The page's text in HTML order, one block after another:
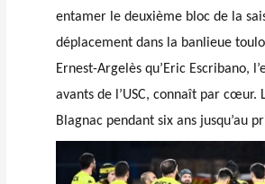
entamer le deuxième bloc de la
déplacement dans la banlieue
Ernest-Argelès qu’Eric Escribano,
avants de l’USC, connaît par cœur.
Blagnac pendant six ans jusqu’au